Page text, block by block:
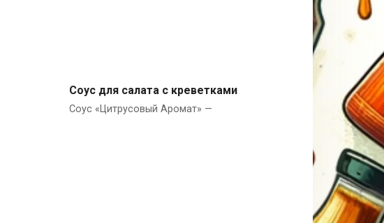
Оливковое масло
Соус для салата с креветками
Соус «Цитрусовый Аромат» —